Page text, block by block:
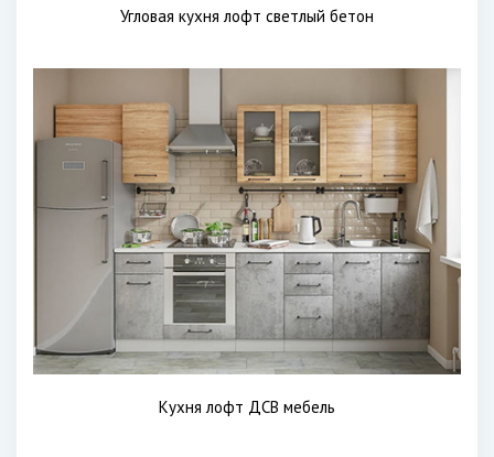
Угловая кухня лофт светлый бетон
Кухня лофт ДСВ мебель